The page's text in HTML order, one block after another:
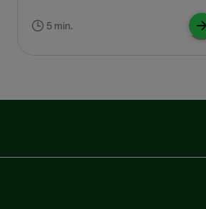
regards. <br> Nos 3 recommandations :
5 min.